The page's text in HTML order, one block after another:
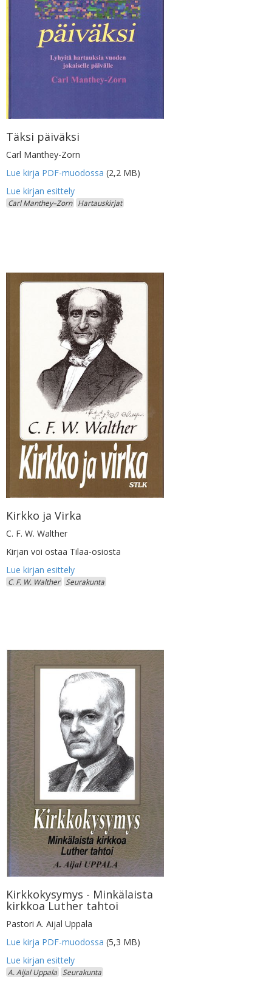
Täksi päiväksi
Carl Manthey-Zorn
Lue kirja PDF-muodossa (2,2 MB)
Carl Manthey–Zorn Hartauskirjat
Kirkko ja Virka
C. F. W. Walther
Kirjan voi ostaa Tilaa-osiosta
C. F. W. Walther Seurakunta
Kirkkokysymys - Minkälaista
kirkkoa Luther tahtoi
Pastori A. Aijal Uppala
Lue kirja PDF-muodossa (5,3 MB)
A. Aijal Uppala Seurakunta